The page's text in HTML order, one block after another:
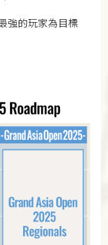
強的玩家為目標